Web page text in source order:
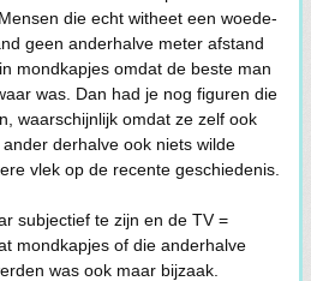
die echt witheet een woede-
geen anderhalve meter afstand
mondkapjes omdat de beste man
was. Dan had je nog figuren die
waarschijnlijk omdat ze zelf ook
derhalve ook niets wilde
vlek op de recente geschiedenis.
subjectief te zijn en de TV =
mondkapjes of die anderhalve
was ook maar bijzaak.